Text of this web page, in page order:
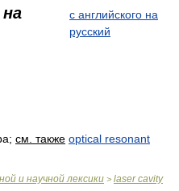
на
с английского на
русский
; см. также optical resonant
и научной лексики > laser cavity